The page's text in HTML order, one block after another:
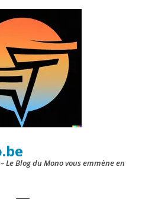
Le Blog du Mono vous emmène en